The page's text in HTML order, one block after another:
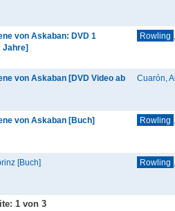
von Askaban: DVD 1
Jahre]
Rowling
von Askaban [DVD Video ab
Cuarón,
von Askaban [Buch]
Rowling
[Buch]
Rowling
1 von 3